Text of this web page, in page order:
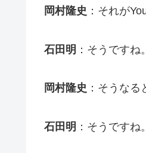
岡村隆史 ：それが
石田明 ：そうですね。
岡村隆史 ：そうな
石田明 ：そうですね。